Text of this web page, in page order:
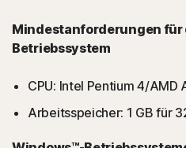
Mindestanforderungen für
Betriebssystem
CPU: Intel Pentium 4/AMD
Arbeitsspeicher: 1 GB für